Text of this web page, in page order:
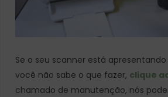
Se o seu scanner está
você não sabe o que fazer, clique
chamado de manutenção, nós